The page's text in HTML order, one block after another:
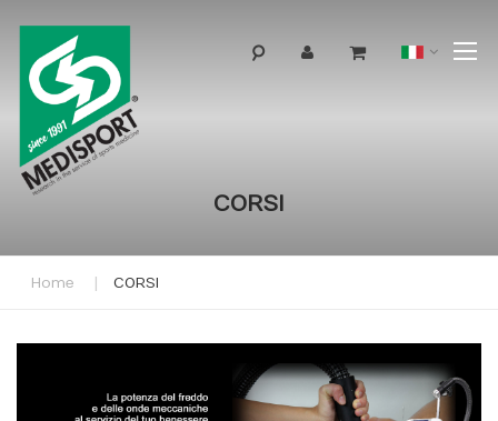
Lingua
CORSI
Home CORSI